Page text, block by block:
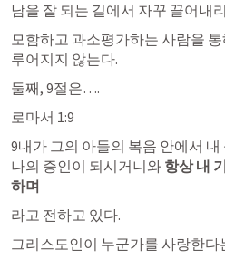
남을 잘 되는 길에서 자꾸 끌어내
모함하고 과소평가하는 사람을
루어지지 않는다.
둘째, 9절은….
로마서 1:9
9내가 그의 아들의 복음 안에서
나의 증인이 되시거니와 항상 내
하며
라고 전하고 있다.
그리스도인이 누군가를 사랑한다